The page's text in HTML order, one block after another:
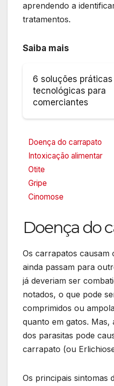
aprendendo a
tratamentos.
Saiba mais
6 soluções práticas
tecnológicas para
comerciantes
Doença do carrapato
Intoxicação alimentar
Otite
Gripe
Cinomose
Doença do
Os carrapatos causam
ainda passam para
já deveriam ser
notados, o que pode
comprimidos ou
quanto em gatos. Mas,
dos parasitas pode
carrapato (ou
Os principais sintomas